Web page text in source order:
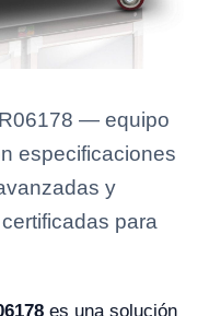
— equipo
especificaciones
y
para
es una solución